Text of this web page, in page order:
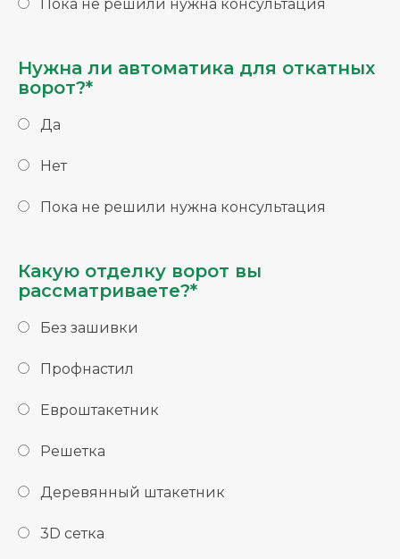
Пока не решили нужна консультация
Нужна ли автоматика для откатных
ворот?*
Да
Нет
Пока не решили нужна консультация
Какую отделку ворот вы
рассматриваете?*
Без зашивки
Профнастил
Евроштакетник
Решетка
Деревянный штакетник
3D сетка